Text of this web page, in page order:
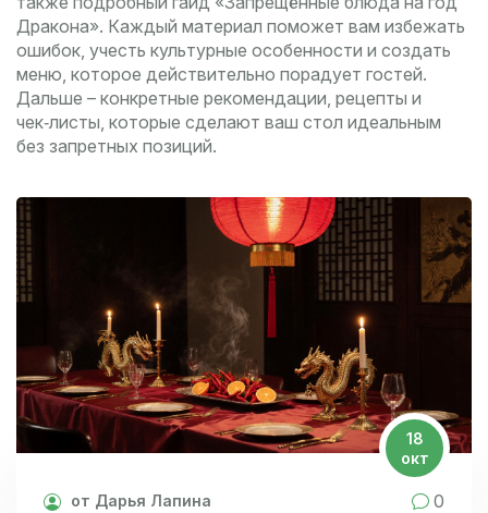
Дракона». Каждый материал поможет вам избежать
ошибок, учесть культурные особенности и создать
меню, которое действительно порадует гостей.
Дальше – конкретные рекомендации, рецепты и
чек‑листы, которые сделают ваш стол идеальным
без запретных позиций.
18
окт
от Дарья Лапина 0